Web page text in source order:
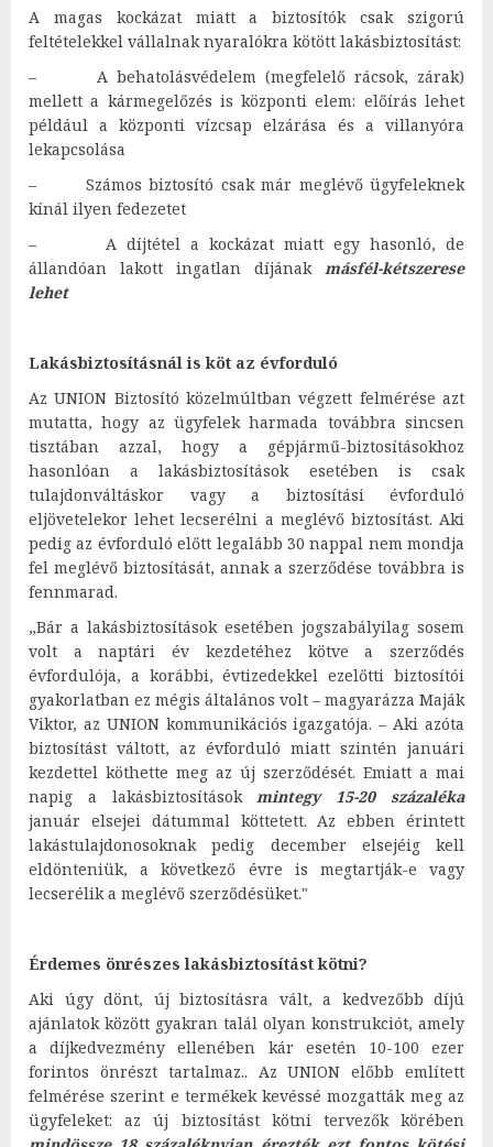
A magas kockázat miatt a biztosítók csak szigorú
feltételekkel vállalnak nyaralókra kötött lakásbiztosítást:
– A behatolásvédelem (megfelelő rácsok, zárak)
mellett a kármegelőzés is központi elem: előírás lehet
például a központi vízcsap elzárása és a villanyóra
lekapcsolása
– Számos biztosító csak már meglévő ügyfeleknek
kínál ilyen fedezetet
– A díjtétel a kockázat miatt egy hasonló, de
állandóan lakott ingatlan díjának másfél-kétszerese
lehet
Lakásbiztosításnál is köt az évforduló
Az UNION Biztosító közelmúltban végzett felmérése azt
mutatta, hogy az ügyfelek harmada továbbra sincsen
tisztában azzal, hogy a gépjármű-biztosításokhoz
hasonlóan a lakásbiztosítások esetében is csak
tulajdonváltáskor vagy a biztosítási évforduló
eljövetelekor lehet lecserélni a meglévő biztosítást. Aki
pedig az évforduló előtt legalább 30 nappal nem mondja
fel meglévő biztosítását, annak a szerződése továbbra is
fennmarad.
„Bár a lakásbiztosítások esetében jogszabályilag sosem
volt a naptári év kezdetéhez kötve a szerződés
évfordulója, a korábbi, évtizedekkel ezelőtti biztosítói
gyakorlatban ez mégis általános volt – magyarázza Maják
Viktor, az UNION kommunikációs igazgatója. – Aki azóta
biztosítást váltott, az évforduló miatt szintén januári
kezdettel köthette meg az új szerződését. Emiatt a mai
napig a lakásbiztosításokmintegy 15-20 százaléka
január elsejei dátummal köttetett. Az ebben érintett
lakástulajdonosoknak pedig december elsejéig kell
eldönteniük, a következő évre is megtartják-e vagy
lecserélik a meglévő szerződésüket."
Érdemes önrészes lakásbiztosítást kötni?
Aki úgy dönt, új biztosításra vált, a kedvezőbb díjú
ajánlatok között gyakran talál olyan konstrukciót, amely
a díjkedvezmény ellenében kár esetén 10-100 ezer
forintos önrészt tartalmaz.. Az UNION előbb említett
felmérése szerint e termékek kevéssé mozgatták meg az
ügyfeleket: az új biztosítást kötni tervezők körében